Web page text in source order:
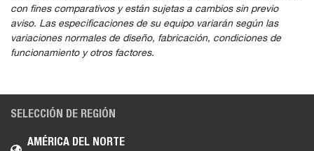
con fines comparativos y están sujetas a cambios sin previo
aviso. Las especificaciones de su equipo variarán según las
variaciones normales de diseño, fabricación, condiciones de
funcionamiento y otros factores.
SELECCIÓN DE REGIÓN
AMÉRICA DEL NORTE